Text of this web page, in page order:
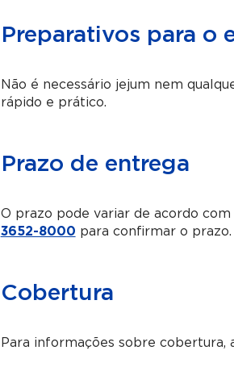
Preparativos para o
Não é necessário jejum nem
rápido e prático.
Prazo de entrega
O prazo pode variar de acordo
3652-8000 para confirmar o prazo.
Cobertura
Para informações sobre cobertura,